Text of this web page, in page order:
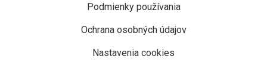
Podmienky používania
Ochrana osobných údajov
Nastavenia cookies